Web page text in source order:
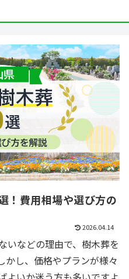
！費用相場や選び方の
2026.04.14
いなどの理由で、樹木葬を
かし、価格やプランが様々